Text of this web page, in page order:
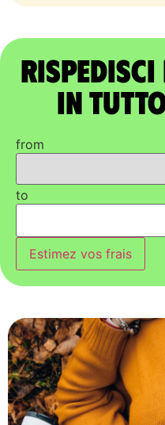
in
from
to
Estimez vos frais